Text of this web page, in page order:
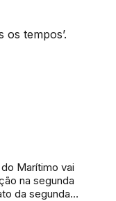
os tempos’.
Marítimo vai
na segunda
da segunda